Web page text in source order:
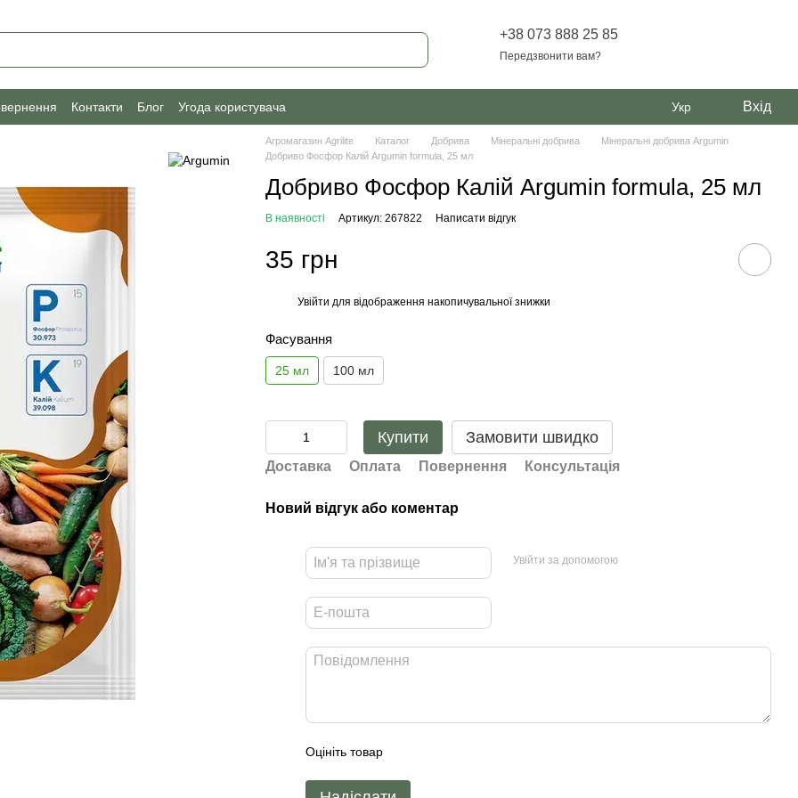
+38 073 888 25 85
Передзвонити вам?
Контакти Блог Угода користувача Укр Вхід
Агромагазин Agrilite Каталог Добрива Мінеральні добрива
Мінеральні добрива Argumin
Добриво Фосфор Калій Argumin formula, 25 мл
Добриво Фосфор Калій Argumin formula, 25 мл
В наявності Артикул: 267822 Написати відгук
35 грн
Увійти для відображення накопичувальної знижки
Фасування
25 мл 100 мл
Купити Замовити швидко
Доставка Оплата Повернення Консультація
Новий відгук або коментар
Увійти за допомогою
Оцініть товар